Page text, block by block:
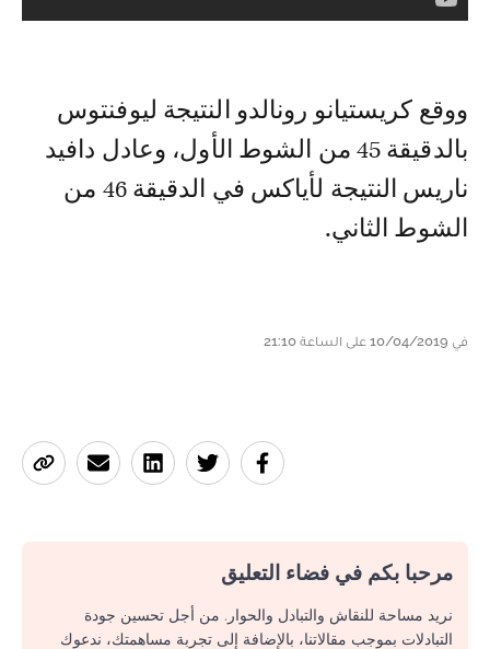
ووقع كريستيانو رونالدو النتيجة ليوفنتوس
بالدقيقة 45 من الشوط الأول، وعادل دافيد
ناريس النتيجة لأياكس في الدقيقة 46 من
الشوط الثاني.
في 10/04/2019 على الساعة 21:10
مرحبا بكم في فضاء التعليق
نريد مساحة للنقاش والتبادل والحوار. من أجل تحسين جودة
التبادلات بموجب مقالاتنا، بالإضافة إلى تجربة مساهمتك، ندعوك